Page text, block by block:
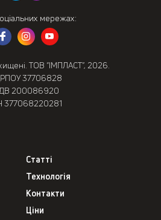
мережах:
ТОВ “ІМПЛАСТ”, 2026.
37706828
200086920
377068220281
Статті
Технологія
Контакти
Ціни